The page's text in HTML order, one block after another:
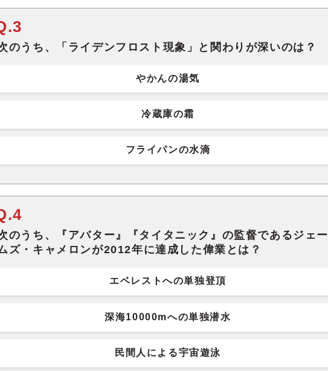
のうち、「ライデンフロスト現象」と関わりが深いのは？
やかんの湯気
冷蔵庫の霜
フライパンの水滴
のうち、『アバター』『タイタニック』の監督であるジェー
ズ・キャメロンが2012年に達成した偉業とは？
エベレストへの単独登頂
深海10000mへの単独潜水
民間人による宇宙遊泳